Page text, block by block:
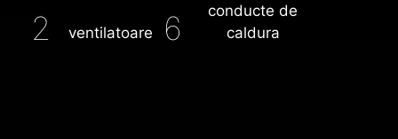
2 ventilatoare 6
conducte de
caldura